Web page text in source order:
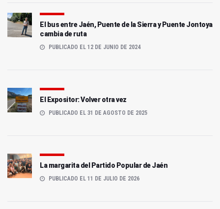
El bus entre Jaén, Puente de la Sierra y Puente Jontoya
cambia de ruta
PUBLICADO EL 12 DE JUNIO DE 2024
El Expositor: Volver otra vez
PUBLICADO EL 31 DE AGOSTO DE 2025
La margarita del Partido Popular de Jaén
PUBLICADO EL 11 DE JULIO DE 2026